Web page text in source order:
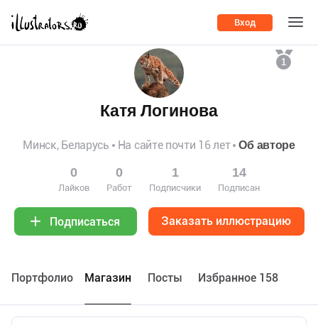
Вход
1
Катя Логинова
Минск, Беларусь На сайте почти 16 лет Об авторе
0
Лайков
0
Работ
1
Подписчики
14
Подписан
Подписаться Заказать иллюстрацию
Портфолио Maгазин Посты Избранное 158